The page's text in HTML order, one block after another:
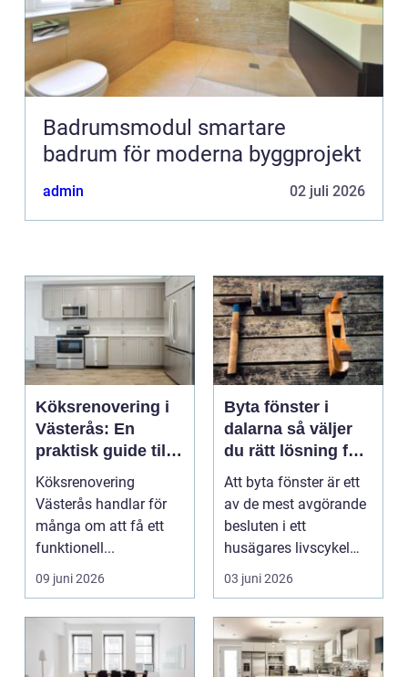
Badrumsmodul smartare
badrum för moderna byggprojekt
admin 02 juli 2026
Köksrenovering i
Västerås: En
praktisk guide till
ett lyckat projekt
Köksrenovering
Västerås handlar för
många om att få ett
funktionell...
09 juni 2026
Byta fönster i
dalarna så väljer
du rätt lösning för
hus och klimat
Att byta fönster är ett
av de mest avgörande
besluten i ett
husägares livscykel
med sitt hem. Rätt f...
03 juni 2026